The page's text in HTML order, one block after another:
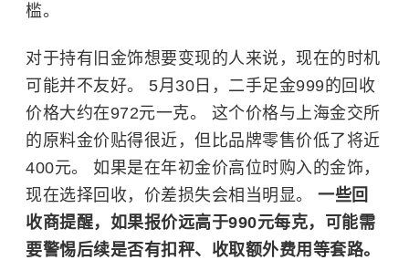
槛。
对于持有旧金饰想要变现的人来说，现在的时机
可能并不友好。 5月30日，二手足金999的回收
价格大约在972元一克。 这个价格与上海金交所
的原料金价贴得很近，但比品牌零售价低了将近
400元。 如果是在年初金价高位时购入的金饰，
现在选择回收，价差损失会相当明显。 一些回
收商提醒，如果报价远高于990元每克，可能需
要警惕后续是否有扣秤、收取额外费用等套路。